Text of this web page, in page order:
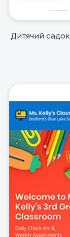
Дитячий садок